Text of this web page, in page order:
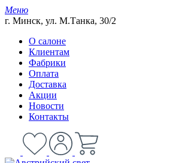
Меню
г. Минск, ул. М.Танка, 30/2
О салоне
Клиентам
Фабрики
Оплата
Доставка
Акции
Новости
Контакты